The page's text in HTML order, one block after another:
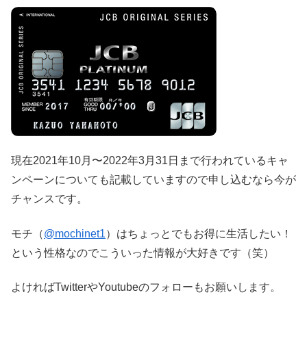
現在2021年10月〜2022年3月31日まで行われているキャ
ンペーンについても記載していますので申し込むなら今が
チャンスです。
モチ（@mochinet1）はちょっとでもお得に生活したい！
という性格なのでこういった情報が大好きです（笑）
よければTwitterやYoutubeのフォローもお願いします。